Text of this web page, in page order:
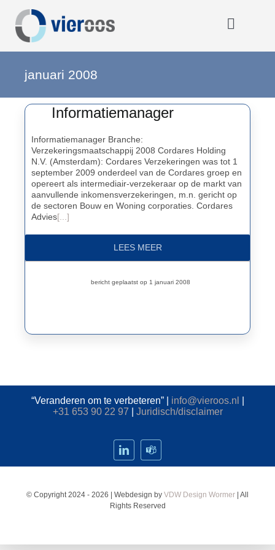
naar
inhoud
Toggle
Home
OOOO
Activiteiten
Opmerkelijk
Over VIEROOS
januari 2008
Informatiemanager
Informatiemanager Branche:
Verzekeringsmaatschappij 2008 Cordares Holding
N.V. (Amsterdam): Cordares Verzekeringen was tot 1
september 2009 onderdeel van de Cordares groep en
opereert als intermediair-verzekeraar op de markt van
aanvullende inkomensverzekeringen, m.n. gericht op
de sectoren Bouw en Woning corporaties. Cordares
Advies[...]
LEES MEER
bericht geplaatst op 1 januari 2008
“Veranderen om te verbeteren” | info@vieroos.nl
+31 653 90 22 97
Juridisch/disclaimer
© Copyright 2024 - 2026 | Webdesign by VDW Design Wormer | All
Rights Reserved